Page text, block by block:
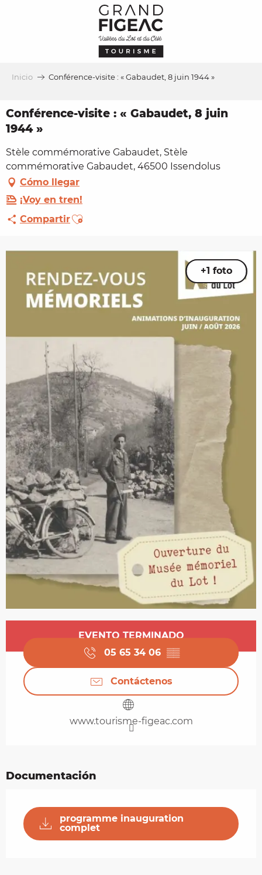
Inicio Conférence-visite : « Gabaudet, 8 juin 1944 »
Conférence-visite : « Gabaudet, 8 juin
1944 »
Stèle commémorative Gabaudet, Stèle
commémorative Gabaudet, 46500 Issendolus
Cómo llegar
¡Voy en tren!
CompartirAjouter aux favoris
+1 foto
Horarios y datos de contacto
EVENTO TERMINADO
05 65 34 06 ▒▒
Contáctenos
www.tourisme-figeac.com
Documentación
programme inauguration
complet